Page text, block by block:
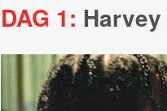
DAG 1: